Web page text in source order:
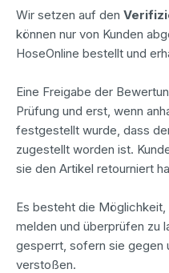
Wir setzen auf den
können nur von Kunden
HoseOnline bestellt und
Eine Freigabe der
Prüfung und erst, wenn
festgestellt wurde, dass
zugestellt worden ist.
sie den Artikel retourniert
Es besteht die
melden und überprüfen zu
gesperrt, sofern sie gegen
verstoßen.